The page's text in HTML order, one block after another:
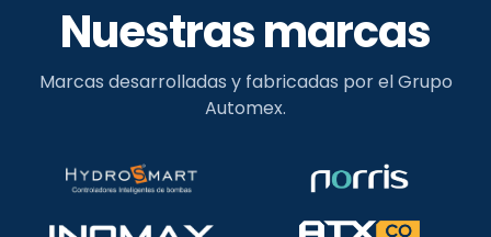
Nuestras marcas
Marcas desarrolladas y fabricadas por el Grupo
Automex.